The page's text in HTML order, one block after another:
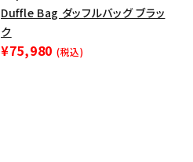
Duffle Bag ダッフルバッグ ブラッ
ク
¥75,980 (税込)